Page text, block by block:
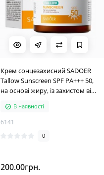
Крем сонцезахисний SADOER
Tallow Sunscreen SPF PA+++ 50,
на основі жиру, із захистом від
В наявності
6141
0
200.00грн.